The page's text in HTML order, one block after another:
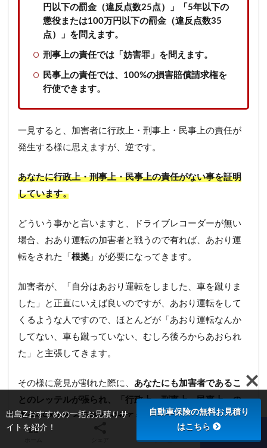
円以下の罰金（違反点数25点）」「5年以下の
懲役または100万円以下の罰金（違反点数35
点）」を問えます。
刑事上の責任では「妨害罪」を問えます。
民事上の責任では、100%の損害賠償請求権を
行使できます。
一見すると、加害者に行政上・刑事上・民事上の責任が
発生する様に思えますが、逆です。
あなたに行政上・刑事上・民事上の責任がない事を証明
しています。
どういう事かと言いますと、ドライブレコーダーが無い
場合、おあり運転の加害者と戦うので有れば、あおり運
転をされた「 根拠 」が必要になってきます。
加害者が、「自分はあおり運転をしました、車を蹴りま
した」と正直にいえば良いのですが、あおり運転をして
くるような人ですので、ほとんどが「あおり運転なんか
してない、車も蹴っていない、むしろ後ろからあおられ
た」と主張してきます。
その様に意見が割れた際に、 あなたにも加害者であるこ
とのレッテルが張られ、「行政上・刑事上・民事上」の
責任が発生する可能性が出てきます。
メニュー TOPへ
出島Zおすすめの一括お見積りサ
イトを紹介！
自動車保険の無料お見積り
はこちら